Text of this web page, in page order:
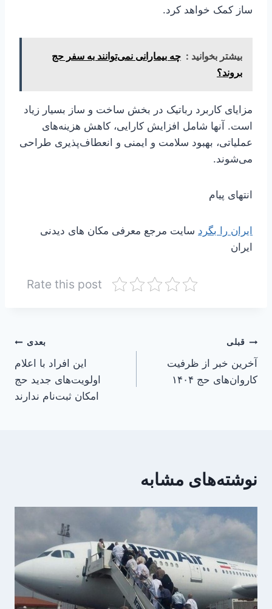
ساز کمک خواهد کرد.
بیشتر بخوانید : چه بیمارانی نمی‌توانند به سفر حج
بروند؟
مزایای کاربرد رباتیک در بخش ساخت و ساز بسیار زیاد
است. آنها شامل افزایش کارایی، کاهش هزینه‌های
عملیاتی، بهبود سلامت و ایمنی و انعطاف‌پذیری طراحی
می‌شوند.
انتهای پیام
ایران را بگرد سایت مرجع معرفی مکان های دیدنی
ایران
Rate this post
راهبری
نوشته
قبلی
آخرین خبر از ظرفیت
کاروان‌های حج ۱۴۰۴
بعدی
این افراد با اعلام
اولویت‌های جدید حج
امکان ثبت‌نام ندارند
نوشته‌های مشابه